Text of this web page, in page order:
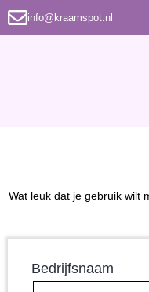
info@kraamspot.nl
Wat leuk dat je gebruik wilt
Bedrijfsnaam